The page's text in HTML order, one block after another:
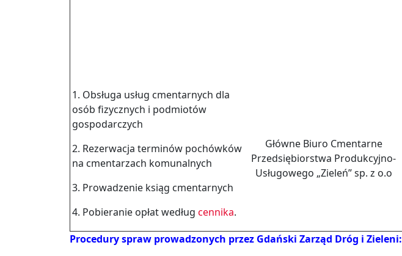
1. Obsługa usług cmentarnych dla
osób fizycznych i podmiotów
gospodarczych
2. Rezerwacja terminów pochówków
na cmentarzach komunalnych
3. Prowadzenie ksiąg cmentarnych
4. Pobieranie opłat według cennika.
Główne Biuro Cmentarne
Przedsiębiorstwa Produkcyjno-
Usługowego „Zieleń” sp. z o.o
Procedury spraw prowadzonych przez Gdański Zarząd Dróg i Zieleni: